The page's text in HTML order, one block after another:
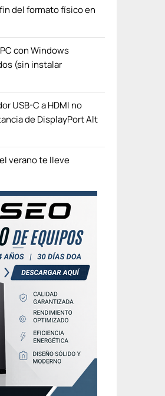
del formato físico en
con Windows
(sin instalar
USB-C a HDMI no
de DisplayPort Alt
verano te lleve